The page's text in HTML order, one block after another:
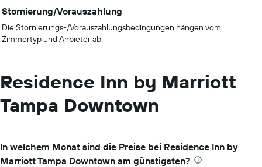
Stornierung/Vorauszahlung
Die Stornierungs-/Vorauszahlungsbedingungen hängen vom
Zimmertyp und Anbieter ab.
Residence Inn by Marriott
Tampa Downtown
In welchem Monat sind die Preise bei Residence Inn by
Marriott Tampa Downtown am günstigsten?